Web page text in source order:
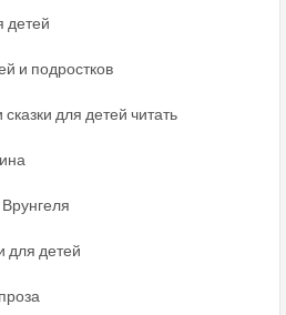
детей
и подростков
для детей читать
для детей